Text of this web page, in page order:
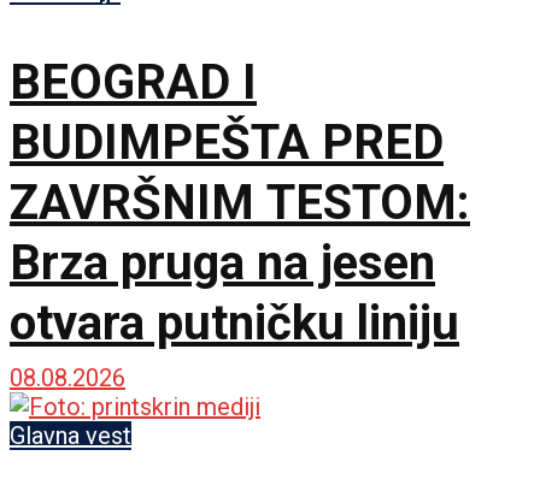
BEOGRAD I
BUDIMPEŠTA PRED
ZAVRŠNIM TESTOM:
Brza pruga na jesen
otvara putničku liniju
08.08.2026
Glavna vest